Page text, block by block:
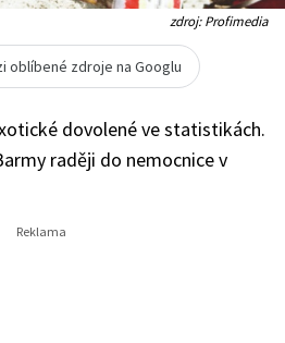
zdroj: Profimedia
oblíbené zdroje na Googlu
dovolené ve statistikách.
raději do nemocnice v